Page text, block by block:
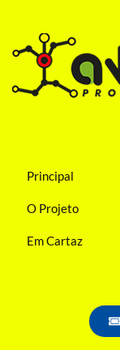
Principal
O Projeto
Em Cartaz